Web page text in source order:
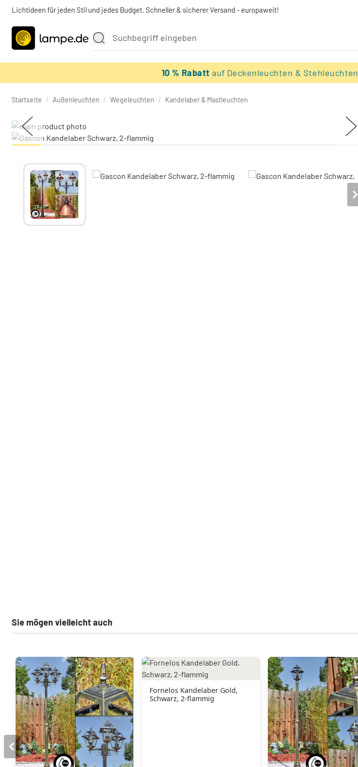
Lichtideen für jeden Stil und jedes Budget. Schneller & sicherer Versand - europaweit!
10 % Rabattauf Deckenleuchten & Stehleuchten
Startseite / Außenleuchten / Wegeleuchten / Kandelaber & Mastleuchten
Sie mögen vielleicht auch
Fornelos Kandelaber Gold,
Schwarz, 2-flammig